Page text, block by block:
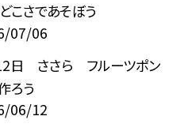
こさであそぼう
07/06
日 ささら フルーツポン
ろう
06/12